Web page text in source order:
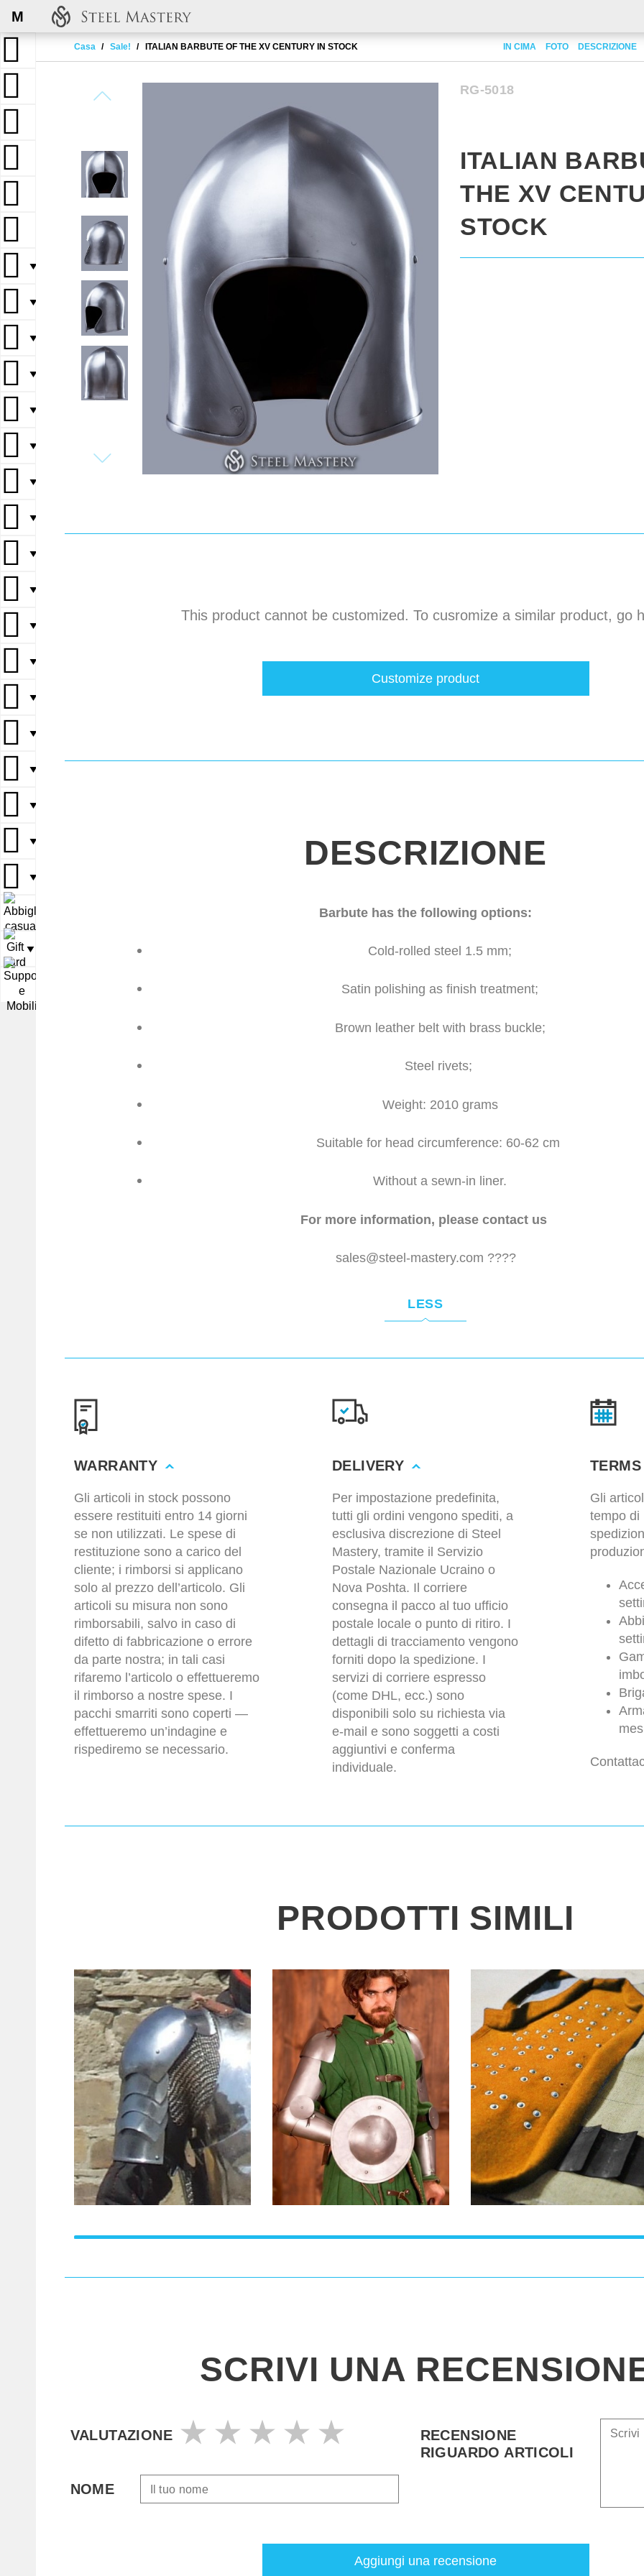
M
Casa Sale! ITALIAN BARBUTE OF THE XV CENTURY IN STOCK IN CIMA FOTO DESCRIZIONE
▼
▼
▼
▼
▼
▼
▼
▼
▼
▼
▼
▼
▼
▼
▼
▼
▼
▼
▼
RG-5018
ITALIAN
THE XV
STOCK
This product cannot be customized. To cusromize a similar product, go
Customize product
DESCRIZIONE
Barbute has the following options:
Cold-rolled steel 1.5 mm;
Satin polishing as finish treatment;
Brown leather belt with brass buckle;
Steel rivets;
Weight: 2010 grams
Suitable for head circumference: 60-62 cm
Without a sewn-in liner.
For more information, please contact us
sales@steel-mastery.com ????
LESS
WARRANTY
Gli articoli in stock possono
essere restituiti entro 14 giorni
se non utilizzati. Le spese di
restituzione sono a carico del
cliente; i rimborsi si applicano
solo al prezzo dell’articolo. Gli
articoli su misura non sono
rimborsabili, salvo in caso di
difetto di fabbricazione o errore
da parte nostra; in tali casi
rifaremo l’articolo o effettueremo
il rimborso a nostre spese. I
pacchi smarriti sono coperti —
effettueremo un’indagine e
rispediremo se necessario.
DELIVERY
Per impostazione predefinita,
tutti gli ordini vengono spediti, a
esclusiva discrezione di Steel
Mastery, tramite il Servizio
Postale Nazionale Ucraino o
Nova Poshta. Il corriere
consegna il pacco al tuo ufficio
postale locale o punto di ritiro. I
dettagli di tracciamento vengono
forniti dopo la spedizione. I
servizi di corriere espresso
(come DHL, ecc.) sono
disponibili solo su richiesta via
e-mail e sono soggetti a costi
aggiuntivi e conferma
individuale.
TERMS
Gli
tempo di
PRODOTTI SIMILI
SCRIVI UNA
VALUTAZIONE
NOME
RECENSIONE
RIGUARDO ARTICOLI
Aggiungi una recensione